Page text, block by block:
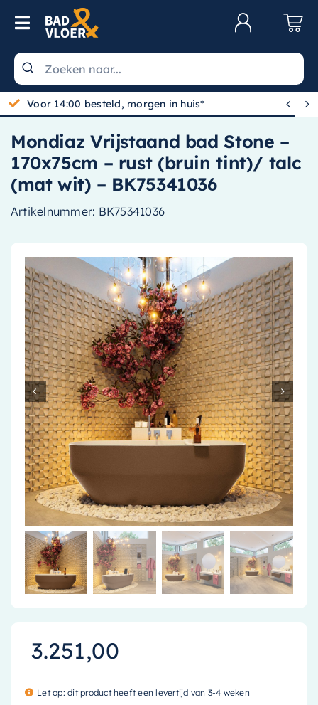
Skip to content
Toggle Navigation
Wastafels
Toiletten
Spiegels
Kranen
Douche
Baden
Radiatoren
Accessoires
Installatiemateriaal
Klimaatbeheersing
PVC
Tegels
Gratis bezorgd vanaf 100,-
 
Mondiaz Vrijstaand bad Stone –
170x75cm – rust (bruin tint)/ talc
(mat wit) – BK75341036
Artikelnummer: BK75341036
3.251,00
Let op: dit product heeft een levertijd van 3-4 weken